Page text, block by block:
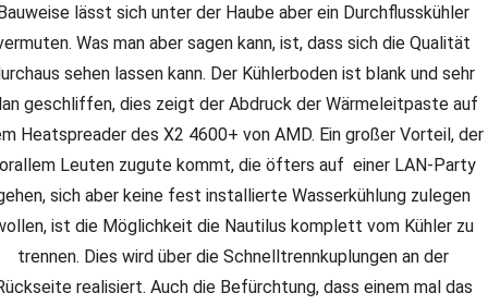
lässt sich unter der Haube aber ein Durchflusskühler
Was man aber sagen kann, ist, dass sich die Qualität
sehen lassen kann. Der Kühlerboden ist blank und sehr
geschliffen, dies zeigt der Abdruck der Wärmeleitpaste auf
Heatspreader des X2 4600+ von AMD. Ein großer Vorteil, der
Leuten zugute kommt, die öfters auf einer LAN-Party
sich aber keine fest installierte Wasserkühlung zulegen
ist die Möglichkeit die Nautilus komplett vom Kühler zu
trennen. Dies wird über die Schnelltrennkuplungen an der
realisiert. Auch die Befürchtung, dass einem mal das